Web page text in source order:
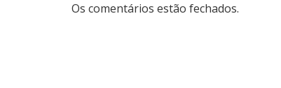
Os comentários estão fechados.